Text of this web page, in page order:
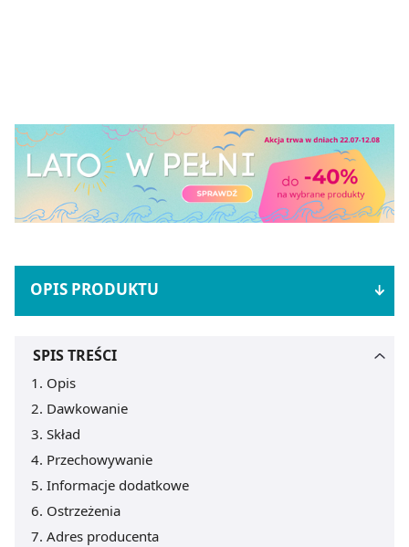
OPIS PRODUKTU
SPIS TREŚCI
Opis
Dawkowanie
Skład
Przechowywanie
Informacje dodatkowe
Ostrzeżenia
Adres producenta